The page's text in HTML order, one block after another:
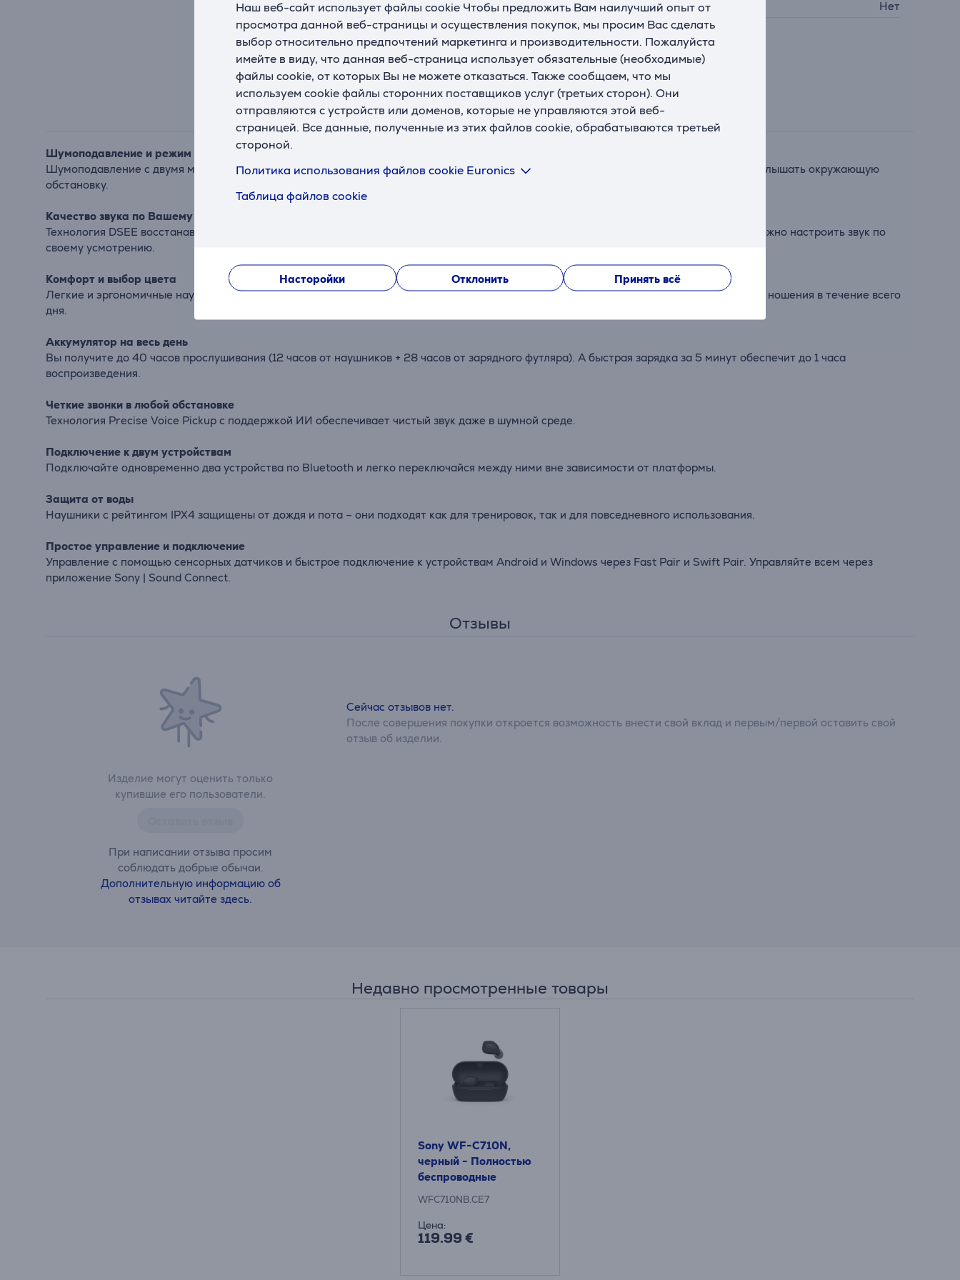
Наш веб-сайт использует файлы cookie Чтобы предложить Вам наилучший опыт от
просмотра данной веб-страницы и осуществления покупок, мы просим Вас сделать
выбор относительно предпочтений маркетинга и производительности. Пожалуйста
имейте в виду, что данная веб-страница использует обязательные (необходимые)
файлы cookie, от которых Вы не можете отказаться. Также сообщаем, что мы
используем cookie файлы сторонних поставщиков услуг (третьих сторон). Они
отправляются с устройств или доменов, которые не управляются этой веб-
страницей. Все данные, полученные из этих файлов cookie, обрабатываются третьей
стороной.
Политика использования файлов cookie Euronics
Таблица файлов cookie
Насторойки Отклонить Принять всё
USB PD Нет
Описание
Шумоподавление и режим окружающего звука
Шумоподавление с двумя микрофонами эффективно снижает фоновые шумы. А режим окружающего звука позволяет одновременно слышать окружающую
обстановку.
Качество звука по Вашему вкусу
Технология DSEE восстанавливает качество аудиофайлов, приближая его к оригиналу. С помощью эквалайзера в приложении Sony можно настроить звук по
своему усмотрению.
Комфорт и выбор цвета
Легкие и эргономичные наушники доступны в черном, белом, розовом и полупрозрачном синем цвете. Они подходят для комфортного ношения в течение всего
дня.
Аккумулятор на весь день
Вы получите до 40 часов прослушивания (12 часов от наушников + 28 часов от зарядного футляра). А быстрая зарядка за 5 минут обеспечит до 1 часа
воспроизведения.
Четкие звонки в любой обстановке
Технология Precise Voice Pickup с поддержкой ИИ обеспечивает чистый звук даже в шумной среде.
Подключение к двум устройствам
Подключайте одновременно два устройства по Bluetooth и легко переключайся между ними вне зависимости от платформы.
Защита от воды
Наушники с рейтингом IPX4 защищены от дождя и пота – они подходят как для тренировок, так и для повседневного использования.
Простое управление и подключение
Управление с помощью сенсорных датчиков и быстрое подключение к устройствам Android и Windows через Fast Pair и Swift Pair. Управляйте всем через
приложение Sony | Sound Connect.
Отзывы
Изделие могут оценить только
купившие его пользователи.
При написании отзыва просим
соблюдать добрые обычаи.
Дополнительную информацию об
отзывах читайте здесь.
Сейчас отзывов нет.
После совершения покупки откроется возможность внести свой вклад и первым/первой оставить свой
отзыв об изделии.
Недавно просмотренные товары
Sony WF-C710N,
черный - Полностью
беспроводные
наушники
WFC710NB.CE7
Цена:
119.99 €